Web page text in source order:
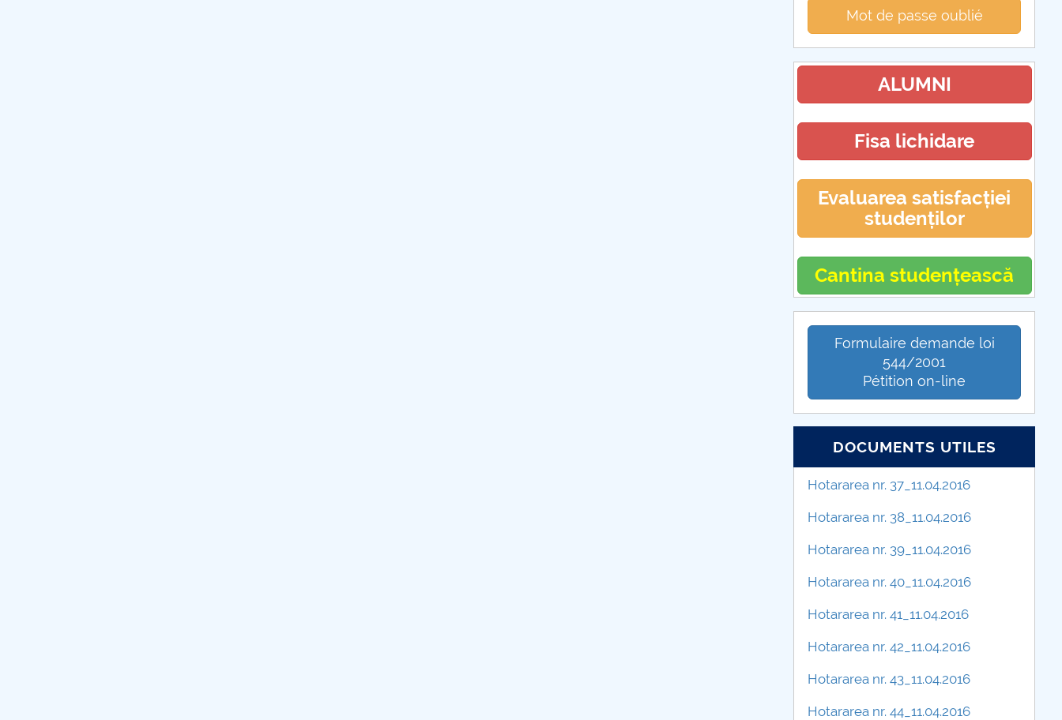
Mot de passe oublié
ALUMNI
Fisa lichidare
Evaluarea satisfacției
studenților
Cantina studențească
Formulaire demande loi
544/2001
Pétition on-line
DOCUMENTS UTILES
Hotararea nr. 37_11.04.2016
Hotararea nr. 38_11.04.2016
Hotararea nr. 39_11.04.2016
Hotararea nr. 40_11.04.2016
Hotararea nr. 41_11.04.2016
Hotararea nr. 42_11.04.2016
Hotararea nr. 43_11.04.2016
Hotararea nr. 44_11.04.2016